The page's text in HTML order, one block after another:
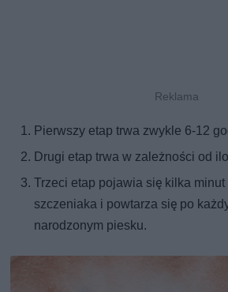
Pierwszy etap trwa zwykle 6-12
Drugi etap trwa w zależności od
Trzeci etap pojawia się kilka
szczeniaka i powtarza się po
narodzonym piesku.